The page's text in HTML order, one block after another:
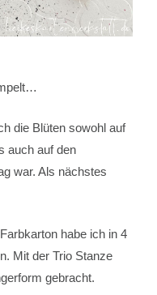
die Blüten sowohl auf
auch auf den
war. Als nächstes
habe ich in 4
Mit der Trio Stanze
gebracht.